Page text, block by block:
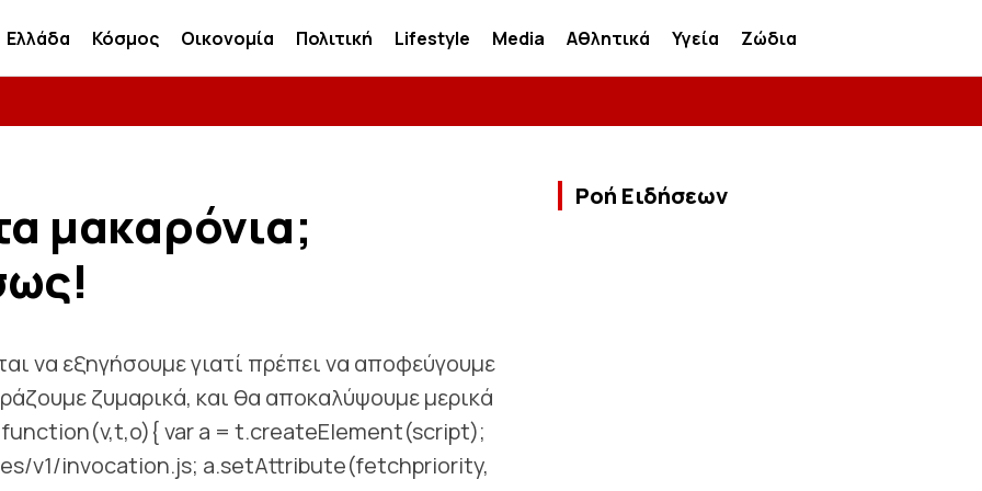
Ελλάδα Κόσμος Οικονομία Πολιτική Lifestyle Media Αθλητικά Υγεία Ζώδια
μακαρόνια;
να εξηγήσουμε γιατί πρέπει να αποφεύγουμε
ζυμαρικά, και θα αποκαλύψουμε μερικά
!function(v,t,o){ var a = t.createElement(script);
v1/invocation.js; a.setAttribute(fetchpriority,
Ροή Ειδήσεων